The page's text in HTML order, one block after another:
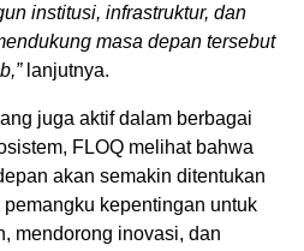
institusi, infrastruktur, dan
masa depan tersebut
lanjutnya.
juga aktif dalam berbagai
FLOQ melihat bahwa
akan semakin ditentukan
kepentingan untuk
mendorong inovasi, dan